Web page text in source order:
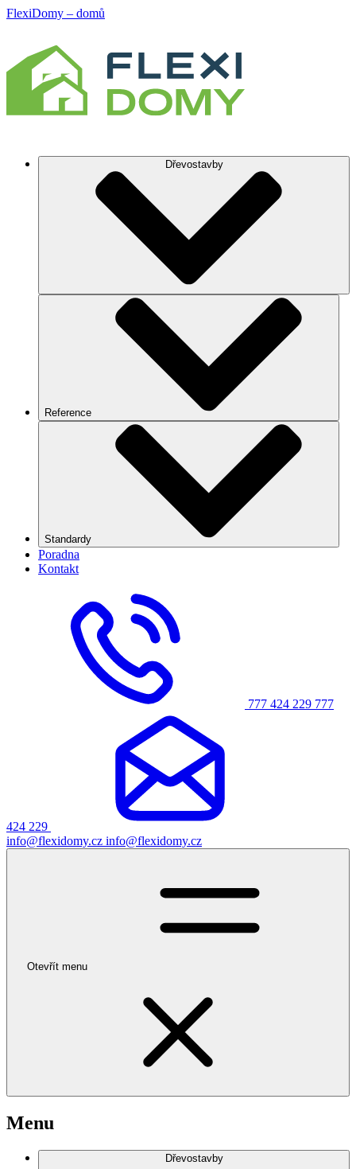
FlexiDomy – domů
Dřevostavby
Reference
Standardy
Poradna
Kontakt
777 424 229 777
424 229
info@flexidomy.cz info@flexidomy.cz
Otevřít menu
Menu
Dřevostavby